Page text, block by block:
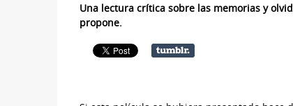
Una lectura crítica sobre las memorias y
propone.